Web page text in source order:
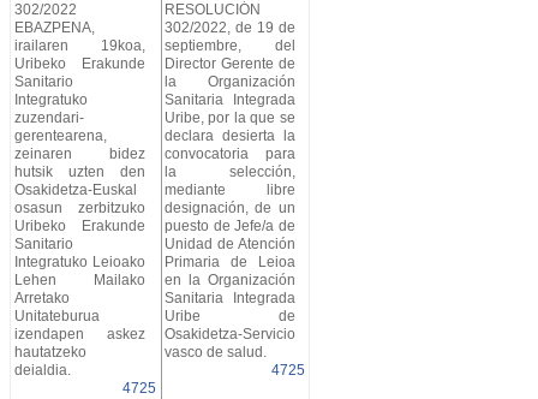
302/2022
EBAZPENA,
irailaren 19koa,
Uribeko Erakunde
Sanitario
Integratuko
zuzendari-
gerentearena,
zeinaren bidez
hutsik uzten den
Osakidetza-Euskal
osasun zerbitzuko
Uribeko Erakunde
Sanitario
Integratuko Leioako
Lehen Mailako
Arretako
Unitateburua
izendapen askez
hautatzeko
deialdia.
4725
RESOLUCIÓN
302/2022, de 19 de
septiembre, del
Director Gerente de
la Organización
Sanitaria Integrada
Uribe, por la que se
declara desierta la
convocatoria para
la selección,
mediante libre
designación, de un
puesto de Jefe/a de
Unidad de Atención
Primaria de Leioa
en la Organización
Sanitaria Integrada
Uribe de
Osakidetza-Servicio
vasco de salud.
4725